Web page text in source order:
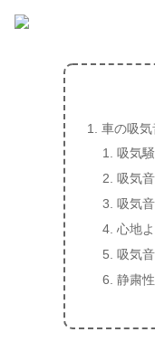
車の吸
吸気騒
吸気
吸気
心地
吸気
静粛